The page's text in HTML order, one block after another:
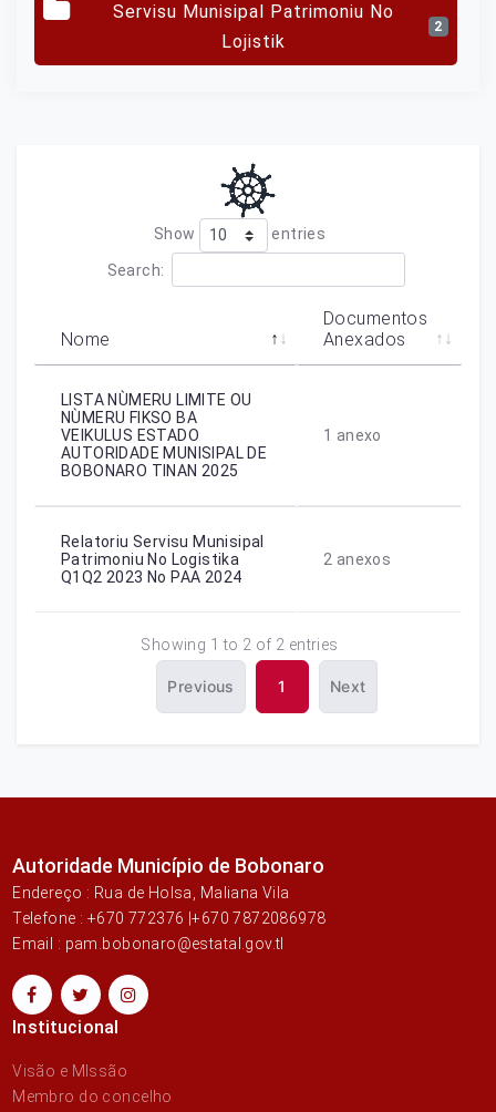
Servisu Munisipal Patrimoniu No
Lojistik
2
Show entries
Search:
Nome
Documentos
Anexados
LISTA NÙMERU LIMITE OU
NÙMERU FIKSO BA
VEIKULUS ESTADO
AUTORIDADE MUNISIPAL DE
BOBONARO TINAN 2025
1 anexo
Relatoriu Servisu Munisipal
Patrimoniu No Logistika
Q1Q2 2023 No PAA 2024
2 anexos
Showing 1 to 2 of 2 entries
Previous 1 Next
Autoridade Município de Bobonaro
Endereço : Rua de Holsa, Maliana Vila
Telefone : +670 772376 |+670 7872086978
Email : pam.bobonaro@estatal.gov.tl
Institucional
Visão e MIssão
Membro do concelho